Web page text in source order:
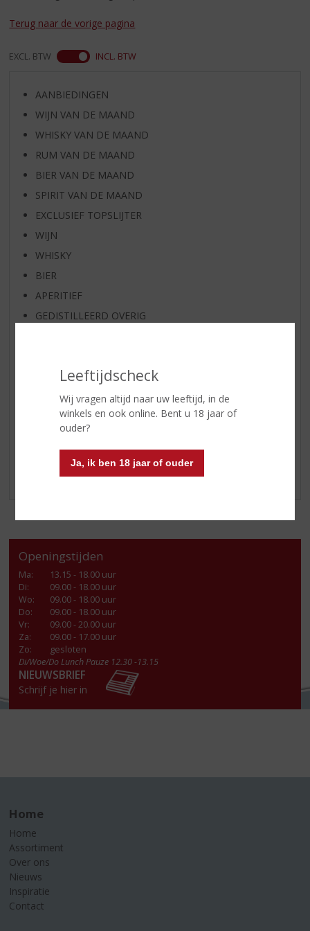
r
n
Leeftijdscheck
Wij vragen altijd naar uw leeftijd, in de
winkels en ook online. Bent u 18 jaar of
ouder?
Ja, ik ben 18 jaar of ouder
Terug naar de vorige pagina
EXCL. BTW INCL. BTW
AANBIEDINGEN
WIJN VAN DE MAAND
WHISKY VAN DE MAAND
RUM VAN DE MAAND
BIER VAN DE MAAND
SPIRIT VAN DE MAAND
EXCLUSIEF TOPSLIJTER
WIJN
WHISKY
BIER
APERITIEF
GEDISTILLEERD OVERIG
FRISDRANK
GLASWERK
GESCHENKVERPAKKING
ALCOHOLVRIJE DRANKEN
VEGAN DRANKEN
Openingstijden
Ma:
13.15 - 18.00 uur
Di:
09.00 - 18.00 uur
Wo:
09.00 - 18.00 uur
Do:
09.00 - 18.00 uur
Vr:
09.00 - 20.00 uur
Za:
09.00 - 17.00 uur
Zo:
gesloten
Di/Woe/Do Lunch Pauze 12.30 -13.15
NIEUWSBRIEF
Schrijf je hier in
Home
Home
Assortiment
Over ons
Nieuws
Inspiratie
Contact